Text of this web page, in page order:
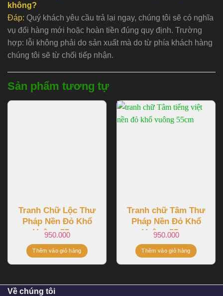
không?
Đáp: Quý khách yêu cầu trả lại ngay, chúng tôi sẽ có nghĩa
vụ đổi hàng mới hoặc hoàn tiền đúng quy định. Trường
hợp: lỗi không phải do sản xuất mà do từ phía khách hàng
chúng tôi sẽ từ chối tiếp nhận.
Sản phẩm tương tự
Tranh Chữ Lộc Thư
Pháp Nền Đỏ Khổ
Vuông 55cm
950.000
Thêm vào giỏ hàng
Tranh chữ Tâm Thư
Pháp Nền Đỏ Khổ
Vuông 55cm
950.000
Thêm vào giỏ hàng
Về chúng tôi